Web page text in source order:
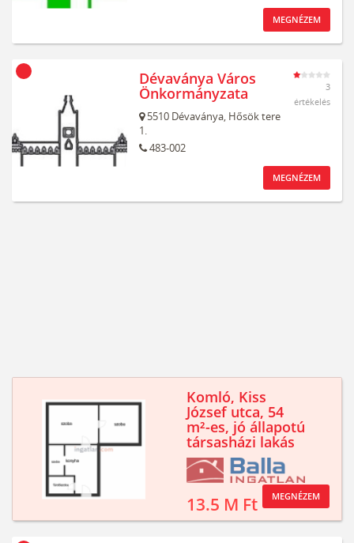
MEGNÉZEM
Dévaványa Város
Önkormányzata
5510 Dévaványa, Hősök tere
1.
483-002
3
értékelés
MEGNÉZEM
Komló, Kiss
József utca, 54
m²-es, jó állapotú
társasházi lakás
13.5 M Ft MEGNÉZEM